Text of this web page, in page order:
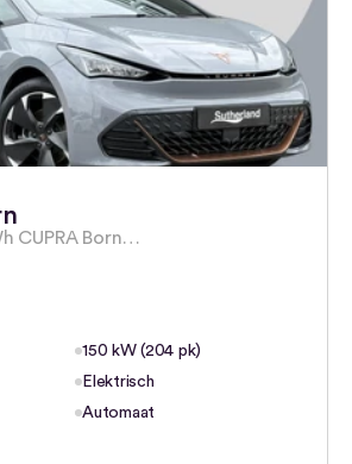
CUPRA Born…
150 kW (204 pk)
Elektrisch
Automaat